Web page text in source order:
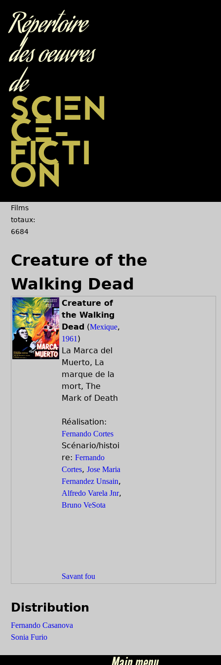
Répertoire
des oeuvres
de
SCIEN
CE-
FICTI
ON
Films
totaux:
6684
Creature of the
Walking Dead
Creature of
the Walking
Dead (Mexique,
1961 )
La Marca del
Muerto, La
marque de la
mort, The
Mark of Death
Réalisation:
Fernando Cortes
Scénario/histoi
re: Fernando
Cortes, Jose Maria
Fernandez Unsain,
Alfredo Varela Jnr,
Bruno VeSota
Savant fou
Distribution
Fernando Casanova
Sonia Furio